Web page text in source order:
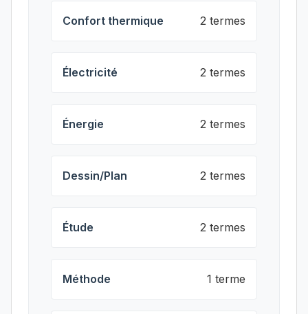
Confort thermique 2 termes
Électricité 2 termes
Énergie 2 termes
Dessin/Plan 2 termes
Étude 2 termes
Méthode 1 terme